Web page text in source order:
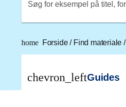
home Forside/ Find materiale/
chevron_leftGuides